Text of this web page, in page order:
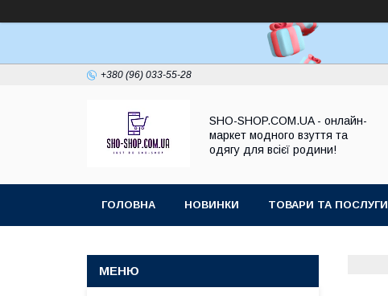
+380 (96) 033-55-28
SHO-SHOP.COM.UA - онлайн-
маркет модного взуття та
одягу для всієї родини!
ГОЛОВНА НОВИНКИ ТОВАРИ ТА ПОСЛУГИ